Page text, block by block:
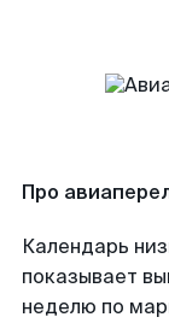
Про
Календарь
показывает
неделю по